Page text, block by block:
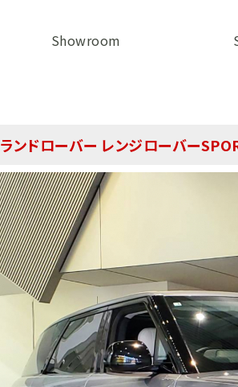
Showroom
ランドローバー レンジローバー